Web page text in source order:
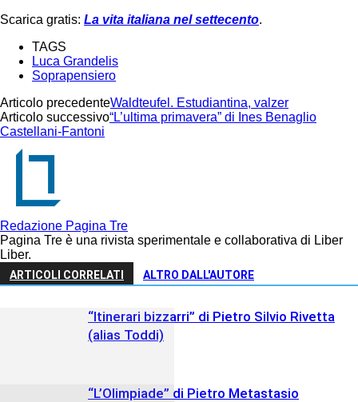
Scarica gratis: La vita italiana nel settecento.
TAGS
Luca Grandelis
Soprapensiero
Articolo precedenteWaldteufel. Estudiantina, valzer
Articolo successivo“L’ultima primavera” di Ines Benaglio
Castellani-Fantoni
Redazione Pagina Tre
Pagina Tre è una rivista sperimentale e collaborativa di Liber
Liber.
ARTICOLI CORRELATI ALTRO DALL'AUTORE
“Itinerari bizzarri” di Pietro Silvio Rivetta
(alias Toddi)
“L’Olimpiade” di Pietro Metastasio